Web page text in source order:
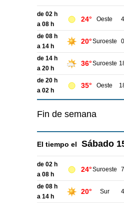
de 02 h
a 08 h
24° Oeste
de 08 h
a 14 h
20°Suroeste
de 14 h
a 20 h
36°Suroeste
de 20 h
a 02 h
35° Oeste
Fin de semana
El tiempo el Sábado
de 02 h
a 08 h
24°Suroeste
de 08 h
a 14 h
20° Sur